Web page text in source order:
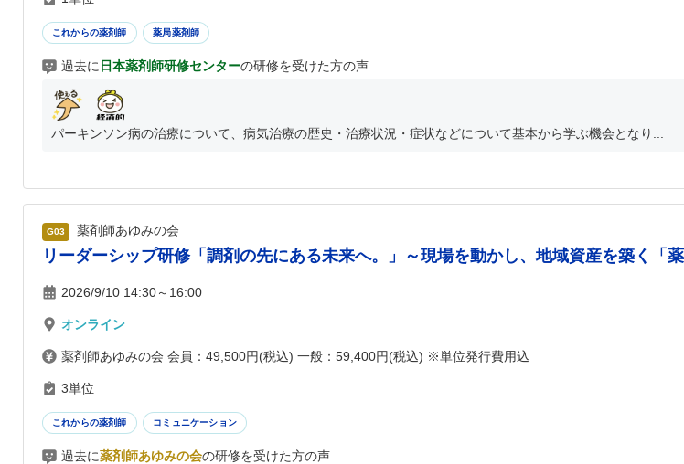
これからの薬剤師 薬局薬剤師
過去に 日本薬剤師研修センターの研修を受けた方の声
パーキンソン病の治療について、病気治療の歴史・治療状況・症状などについて基本から学ぶ機会となり...
G03 薬剤師あゆみの会
リーダーシップ研修「調剤の先にある未来へ。」～現場を動かし、地域資産を築く「
2026/9/10 14:30～16:00
オンライン
薬剤師あゆみの会 会員：49,500円(税込) 一般：59,400円(税込) ※単位発行費用込
3単位
これからの薬剤師 コミュニケーション
過去に薬剤師あゆみの会の研修を受けた方の声